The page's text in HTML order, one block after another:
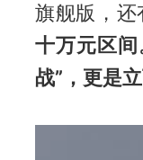
旗舰版，还
十万元区
战”，更是